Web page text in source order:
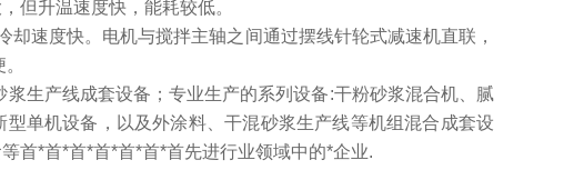
但升温速度快，能耗较低。
速度快。电机与搅拌主轴之间通过摆线针轮式减速机直联，
生产线成套设备；专业生产的系列设备:干粉砂浆混合机、腻
单机设备，以及外涂料、干混砂浆生产线等机组混合成套设
首*首*首*首*首*首*首先进行业领域中的*企业.